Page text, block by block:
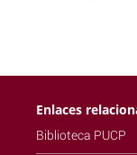
Enlaces
Biblioteca PUCP